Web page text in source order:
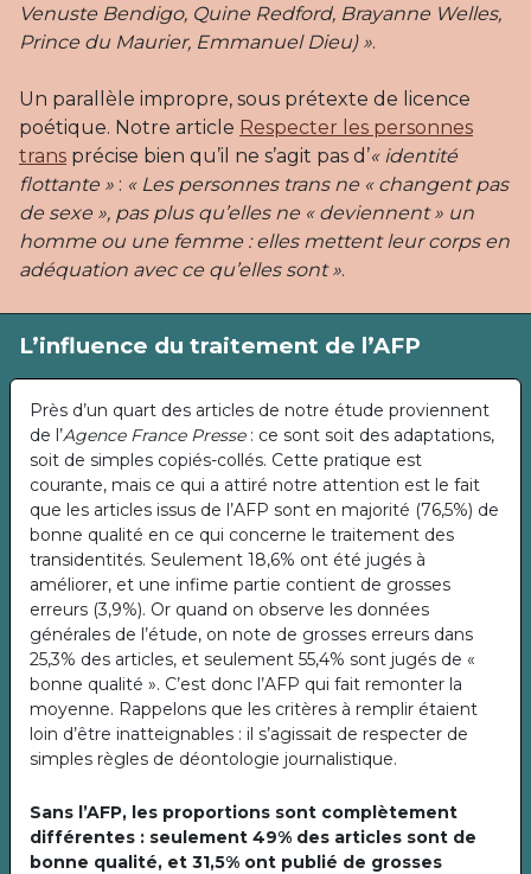
Venuste Bendigo, Quine Redford, Brayanne Welles,
Prince du Maurier, Emmanuel Dieu) ».
Un parallèle impropre, sous prétexte de licence
poétique. Notre article Respecter les personnes
trans précise bien qu’il ne s’agit pas d’« identité
flottante » : « Les personnes trans ne « changent pas
de sexe », pas plus qu’elles ne « deviennent » un
homme ou une femme : elles mettent leur corps en
adéquation avec ce qu’elles sont ».
L’influence du traitement de l’AFP
Près d’un quart des articles de notre étude proviennent
de l’Agence France Presse: ce sont soit des adaptations,
soit de simples copiés-collés. Cette pratique est
courante, mais ce qui a attiré notre attention est le fait
que les articles issus de l’AFP sont en majorité (76,5%) de
bonne qualité en ce qui concerne le traitement des
transidentités. Seulement 18,6% ont été jugés à
améliorer, et une infime partie contient de grosses
erreurs (3,9%). Or quand on observe les données
générales de l’étude, on note de grosses erreurs dans
25,3% des articles, et seulement 55,4% sont jugés de «
bonne qualité ». C’est donc l’AFP qui fait remonter la
moyenne. Rappelons que les critères à remplir étaient
loin d’être inatteignables : il s’agissait de respecter de
simples règles de déontologie journalistique.
Sans l’AFP, les proportions sont complètement
différentes : seulement 49% des articles sont de
bonne qualité, et 31,5% ont publié de grosses